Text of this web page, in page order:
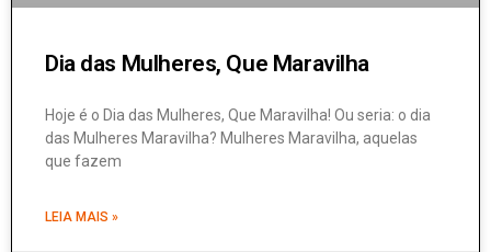
Dia das Mulheres, Que Maravilha
Hoje é o Dia das Mulheres, Que Maravilha! Ou seria: o dia
das Mulheres Maravilha? Mulheres Maravilha, aquelas
que fazem
LEIA MAIS »